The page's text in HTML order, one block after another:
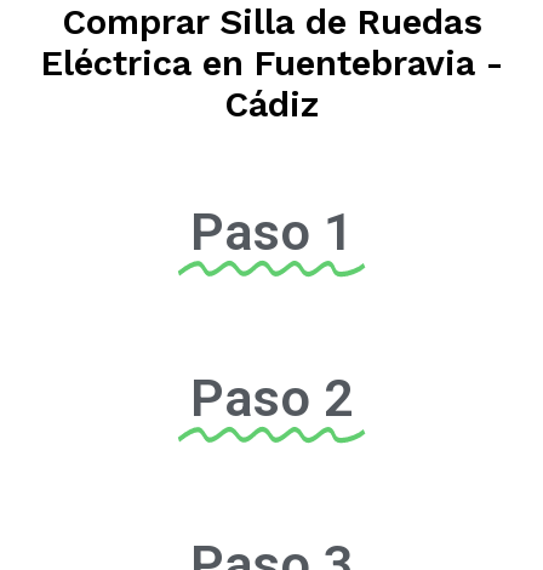
Comprar Silla de Ruedas
Eléctrica en Fuentebravia -
Cádiz
Paso 1
Paso 2